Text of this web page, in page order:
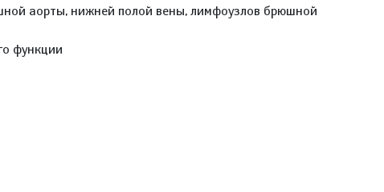
аорты, нижней полой вены, лимфоузлов брюшной
функции